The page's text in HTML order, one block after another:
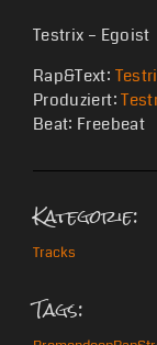
Testrix – Egoist
Rap&Text:
Produziert:
Beat: Freebeat
Kategorie:
Tracks
Tags: